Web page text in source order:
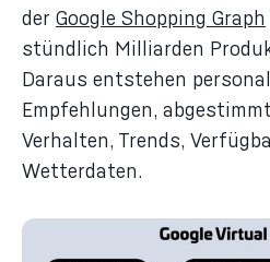
der Google Shopping Graph
stündlich Milliarden
Daraus entstehen
Empfehlungen,
Verhalten, Trends,
Wetterdaten.